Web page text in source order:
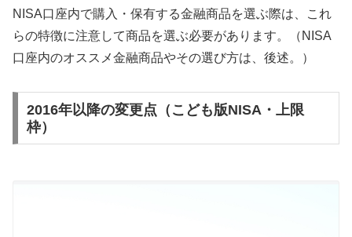
NISA口座内で購入・保有する金融商品を選ぶ際は、これ
らの特徴に注意して商品を選ぶ必要があります。（NISA
口座内のオススメ金融商品やその選び方は、後述。）
2016年以降の変更点（こども版NISA・上限
枠）